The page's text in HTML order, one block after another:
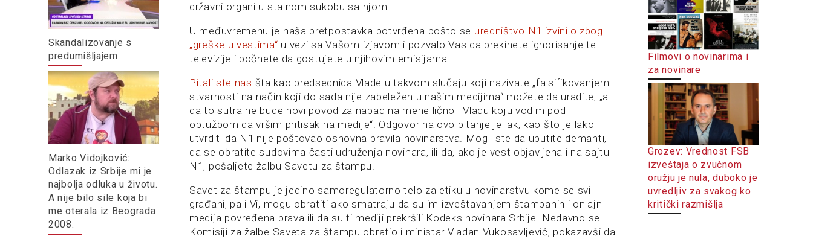
Skandalizovanje s
predumišljajem
Marko Vidojković:
Odlazak iz Srbije mi je
najbolja odluka u životu.
A nije bilo sile koja bi
me oterala iz Beograda
2008.
državni organi u stalnom sukobu sa njom.
U međuvremenu je naša pretpostavka potvrđena pošto se uredništvo N1 izvinilo zbog
„greške u vestima“ u vezi sa Vašom izjavom i pozvalo Vas da prekinete ignorisanje te
televizije i počnete da gostujete u njihovim emisijama.
Pitali ste nas šta kao predsednica Vlade u takvom slučaju koji nazivate „falsifikovanjem
stvarnosti na način koji do sada nije zabeležen u našim medijima“ možete da uradite, „a
da to sutra ne bude novi povod za napad na mene lično i Vladu koju vodim pod
optužbom da vršim pritisak na medije“. Odgovor na ovo pitanje je lak, kao što je lako
utvrditi da N1 nije poštovao osnovna pravila novinarstva. Mogli ste da uputite demanti,
da se obratite sudovima časti udruženja novinara, ili da, ako je vest objavljena i na sajtu
N1, pošaljete žalbu Savetu za štampu.
Savet za štampu je jedino samoregulatorno telo za etiku u novinarstvu kome se svi
građani, pa i Vi, mogu obratiti ako smatraju da su im izveštavanjem štampanih i onlajn
medija povređena prava ili da su ti mediji prekršili Kodeks novinara Srbije. Nedavno se
Komisiji za žalbe Saveta za štampu obratio i ministar Vladan Vukosavljević, pokazavši da
Filmovi o novinarima i
za novinare
Grozev: Vrednost FSB
izveštaja o zvučnom
oružju je nula, duboko je
uvredljiv za svakog ko
kritički razmišlja